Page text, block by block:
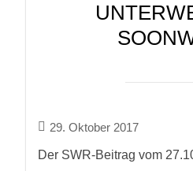
29. Oktober 2017
Der SWR-Beitrag vom